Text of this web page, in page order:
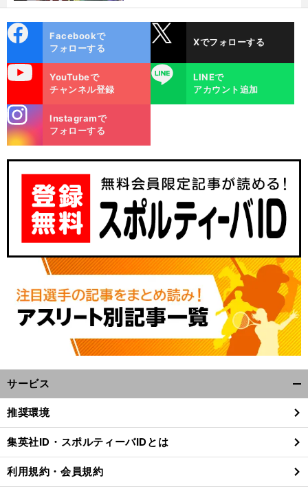
サ
ッカー日本代表はワールドカップに向けて「
大
きな収穫があった
」
福田正博が感じたチームの進化
ok
Facebookで
フォローする
Xでフォローする
YouTubeで
チャンネル登録
LINE
LINEで
アカウント追加
m
Instagramで
フォローする
サービス
閉
る
推奨環境
集英社ID・スポルティーバIDとは
利用規約・会員規約